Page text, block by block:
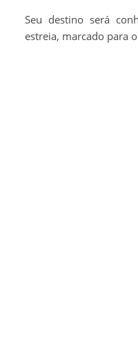
Seu destino será
estreia, marcado para